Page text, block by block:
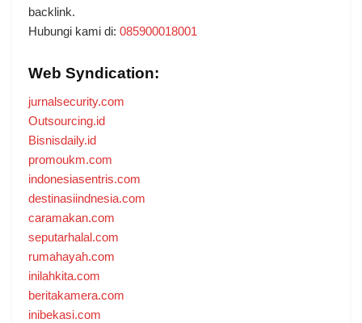
backlink.
Hubungi kami di: 085900018001
Web Syndication:
jurnalsecurity.com
Outsourcing.id
Bisnisdaily.id
promoukm.com
indonesiasentris.com
destinasiindnesia.com
caramakan.com
seputarhalal.com
rumahayah.com
inilahkita.com
beritakamera.com
inibekasi.com